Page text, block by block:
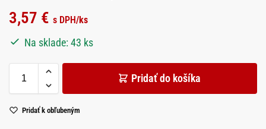
3,57 € s DPH/ks
Na sklade: 43 ks
Pridať do košíka
Pridať k obľubeným